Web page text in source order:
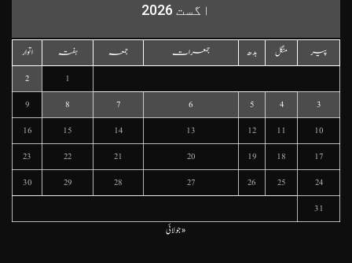
اگست 2026
پیر منگل بدھ جمعرات جمعہ ہفتہ
اتوار
1
2
3
4
5
6
7
8
9
10
11
12
13
14
15
16
17
18
19
20
21
22
23
24
25
26
27
28
29
30
31
« جولائی